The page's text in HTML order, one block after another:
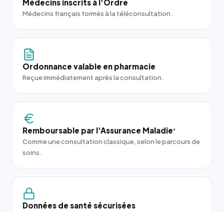
Médecins inscrits à l'Ordre
Médecins français formés à la téléconsultation.
Ordonnance valable en pharmacie
Reçue immédiatement après la consultation.
Remboursable par l'Assurance Maladie*
Comme une consultation classique, selon le parcours de
soins.
Données de santé sécurisées